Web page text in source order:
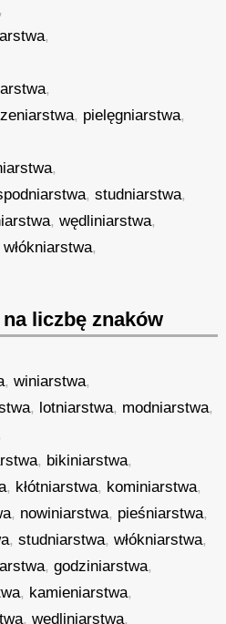
,
,
, pielęgniarstwa,
,
,studniarstwa,
,wędliniarstwa,
włókniarstwa,
liczbę znaków
,winiarstwa,
, lotniarstwa, modniarstwa,
, bikiniarstwa,
, kłótniarstwa, kominiarstwa,
, nowiniarstwa, pieśniarstwa,
,studniarstwa,włókniarstwa,
,godziniarstwa,
, kamieniarstwa,
,wędliniarstwa,